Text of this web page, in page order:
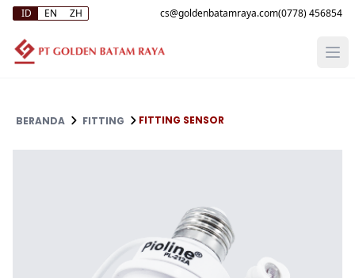
ID EN ZH (0778) 456854
BERANDA FITTING FITTING SENSOR